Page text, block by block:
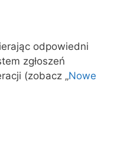
odpowiedni
zgłoszeń
(zobacz „Nowe